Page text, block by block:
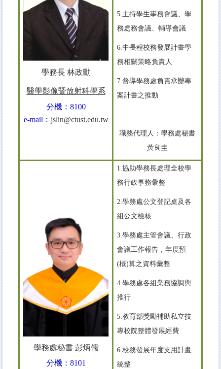
導師專區
學生版行事曆
教職員諮商預約/轉介
學務長 林政勳
醫學影像暨放射科學系
分機：8100
e-mail： jslin@ctust.edu.tw
5.主持學生事務會議、學
務處務會議、輔導會議
6.中長程校務發展計畫學
務相關策略負責人
7.督導學務處負責承辦專
案計畫之推動
職務代理人：學務處秘書
黃良圭
學務處秘書 彭炳儒
分機：8101
1.協助學務長處理全校學
務行政事務彙整
2.學務處公文登記桌及各
組公文檢核
3.學務處主管會議、行政
會議工作報告，年度預
(概)算之資料彙整
4.學務處各組業務協調與
推行
5.教育部獎勵補助私立技
專校院整體發展經費
6.校務發展年度支用計畫
統整